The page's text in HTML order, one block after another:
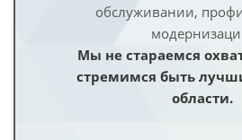
обслуживании,
Мы не стараемся
стремимся быть
области.